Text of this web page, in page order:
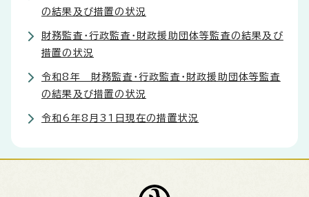
の結果及び措置の状況
財務監査・行政監査・財政援助団体等監査の結果及び
措置の状況
令和8年 財務監査・行政監査・財政援助団体等監査
の結果及び措置の状況
令和6年8月31日現在の措置状況